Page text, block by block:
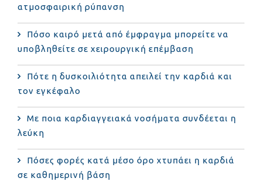
ατμοσφαιρική ρύπανση
Πόσο καιρό μετά από έμφραγμα μπορείτε να
υποβληθείτε σε χειρουργική επέμβαση
Πότε η δυσκοιλιότητα απειλεί την καρδιά και
τον εγκέφαλο
Με ποια καρδιαγγειακά νοσήματα συνδέεται η
λεύκη
Πόσες φορές κατά μέσο όρο χτυπάει η καρδιά
σε καθημερινή βάση